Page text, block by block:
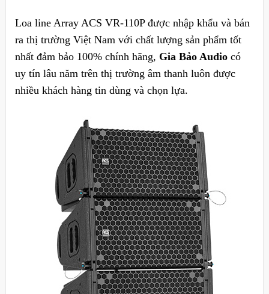
Loa line Array ACS VR-110Pđược nhập khẩu và bán
ra thị trường Việt Nam với chất lượng sản phẩm tốt
nhất đảm bảo 100% chính hãng, Gia Bảo Audiocó
uy tín lâu năm trên thị trường âm thanh luôn được
nhiều khách hàng tin dùng và chọn lựa.